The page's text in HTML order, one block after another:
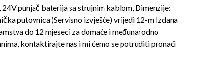
punjač baterija sa strujnim kablom, Dimenzije:
putovnica (Servisno izvješće) vrijedi 12-m Izdana
do 12 mjeseci za domaće i međunarodno
kontaktirajte nas i mi ćemo se potruditi pronaći